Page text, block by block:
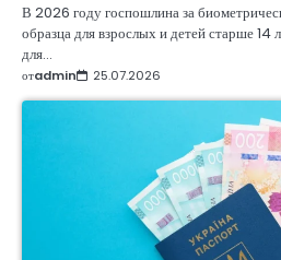
В 2026 году госпошлина за
образца для взрослых и детей старше 14
для…
отadmin 25.07.2026